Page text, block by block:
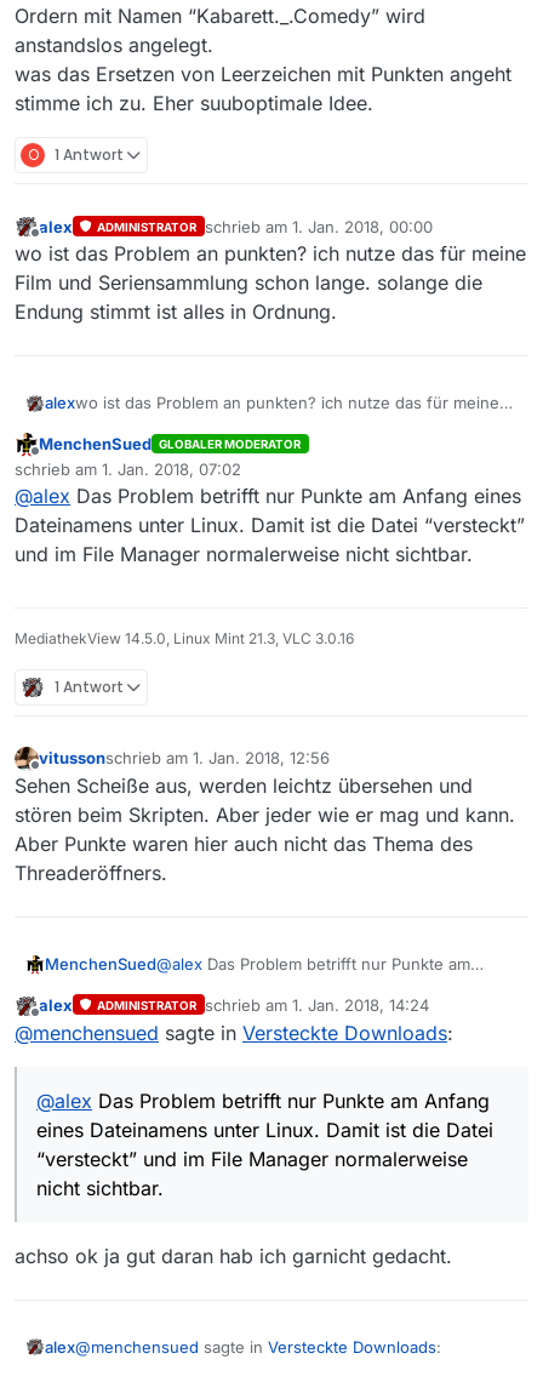
Ordern mit Namen “Kabarett._.Comedy” wird
anstandslos angelegt.
was das Ersetzen von Leerzeichen mit Punkten angeht
stimme ich zu. Eher suuboptimale Idee.
O 1 Antwort
Offline
alex ADMINISTRATOR schrieb am 1. Jan. 2018, 00:00
zuletzt editiert von
wo ist das Problem an punkten? ich nutze das für meine
Film und Seriensammlung schon lange. solange die
Endung stimmt ist alles in Ordnung.
alexwo ist das Problem an punkten? ich nutze das für meine
Endung stimmt ist alles in Ordnung.
Offline
MenchenSued GLOBALER MODERATOR
schrieb am 1. Jan. 2018, 07:02
zuletzt editiert von
@alex Das Problem betrifft nur Punkte am Anfang eines
Dateinamens unter Linux. Damit ist die Datei “versteckt”
und im File Manager normalerweise nicht sichtbar.
MediathekView 14.5.0, Linux Mint 21.3, VLC 3.0.16
1 Antwort
Offline
vitussonschrieb am 1. Jan. 2018, 12:56
zuletzt editiert von
Sehen Scheiße aus, werden leichtz übersehen und
stören beim Skripten. Aber jeder wie er mag und kann.
Aber Punkte waren hier auch nicht das Thema des
Threaderöffners.
MenchenSued@alex Das Problem betrifft nur Punkte am
ist die Datei “versteckt” und im File Manager
normalerweise nicht sichtbar.
Offline
alex ADMINISTRATOR schrieb am 1. Jan. 2018, 14:24
zuletzt editiert von
@menchensued sagte in Versteckte Downloads:
@alex Das Problem betrifft nur Punkte am Anfang
eines Dateinamens unter Linux. Damit ist die Datei
“versteckt” und im File Manager normalerweise
nicht sichtbar.
achso ok ja gut daran hab ich garnicht gedacht.
alex@menchensued sagte in Versteckte Downloads: